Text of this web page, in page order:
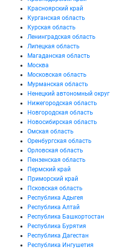
Красноярский край
Курганская область
Курская область
Ленинградская область
Липецкая область
Магаданская область
Москва
Московская область
Мурманская область
Ненецкий автономный округ
Нижегородская область
Новгородская область
Новосибирская область
Омская область
Оренбургская область
Орловская область
Пензенская область
Пермский край
Приморский край
Псковская область
Республика Адыгея
Республика Алтай
Республика Башкортостан
Республика Бурятия
Республика Дагестан
Республика Ингушетия